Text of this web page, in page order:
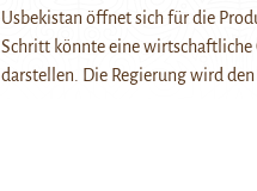
Usbekistan öffnet sich für die
Schritt könnte eine wirtschaftliche
darstellen. Die Regierung wird den